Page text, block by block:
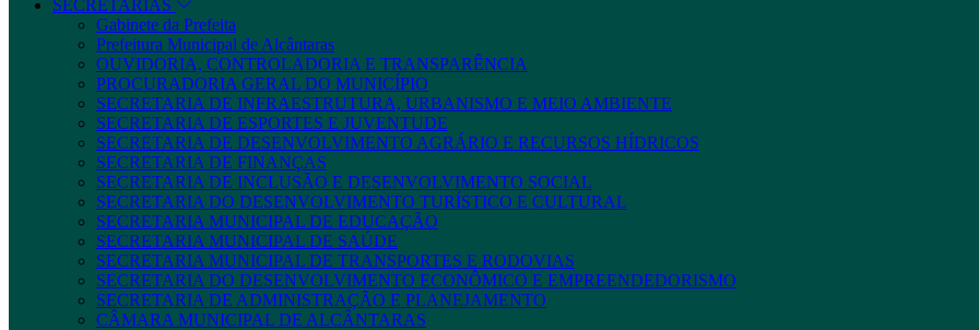
SECRETARIAS
Gabinete da Prefeita
Prefeitura Municipal de Alcântaras
OUVIDORIA, CONTROLADORIA E TRANSPARÊNCIA
PROCURADORIA GERAL DO MUNICÍPIO
SECRETARIA DE INFRAESTRUTURA, URBANISMO E MEIO AMBIENTE
SECRETARIA DE ESPORTES E JUVENTUDE
SECRETARIA DE DESENVOLVIMENTO AGRÁRIO E RECURSOS HÍDRICOS
SECRETARIA DE FINANÇAS
SECRETARIA DE INCLUSÃO E DESENVOLVIMENTO SOCIAL
SECRETARIA DO DESENVOLVIMENTO TURÍSTICO E CULTURAL
SECRETARIA MUNICIPAL DE EDUCAÇÃO
SECRETARIA MUNICIPAL DE SAÚDE
SECRETARIA MUNICIPAL DE TRANSPORTES E RODOVIAS
SECRETARIA DO DESENVOLVIMENTO ECONÔMICO E EMPREENDEDORISMO
SECRETARIA DE ADMINISTRAÇÃO E PLANEJAMENTO
CÂMARA MUNICIPAL DE ALCÂNTARAS